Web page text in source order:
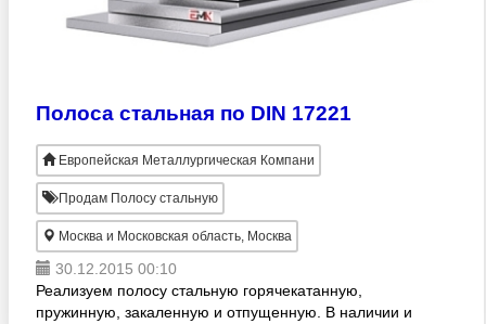
Полоса стальная по DIN 17221
Европейская Металлургическая Компани
Продам Полосу стальную
Москва и Московская область, Москва
30.12.2015 00:10
Реализуем полосу стальную горячекатанную,
пружинную, закаленную и отпущенную. В наличии и